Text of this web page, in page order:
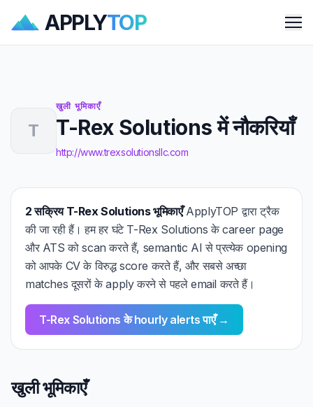
APPLYTOP
T
खुली भूमिकाएँ
T-Rex Solutions में नौकरियाँ
http://www.trexsolutionsllc.com
2 सक्रिय T-Rex Solutions भूमिकाएँApplyTOP द्वारा ट्रैक
की जा रही हैं। हम हर घंटे T-Rex Solutions के career page
और ATS को scan करते हैं, semantic AI से प्रत्येक opening
को आपके CV के विरुद्ध score करते हैं, और सबसे अच्छा
matches दूसरों के apply करने से पहले email करते हैं।
T-Rex Solutions के hourly alerts पाएँ →
खुली भूमिकाएँ